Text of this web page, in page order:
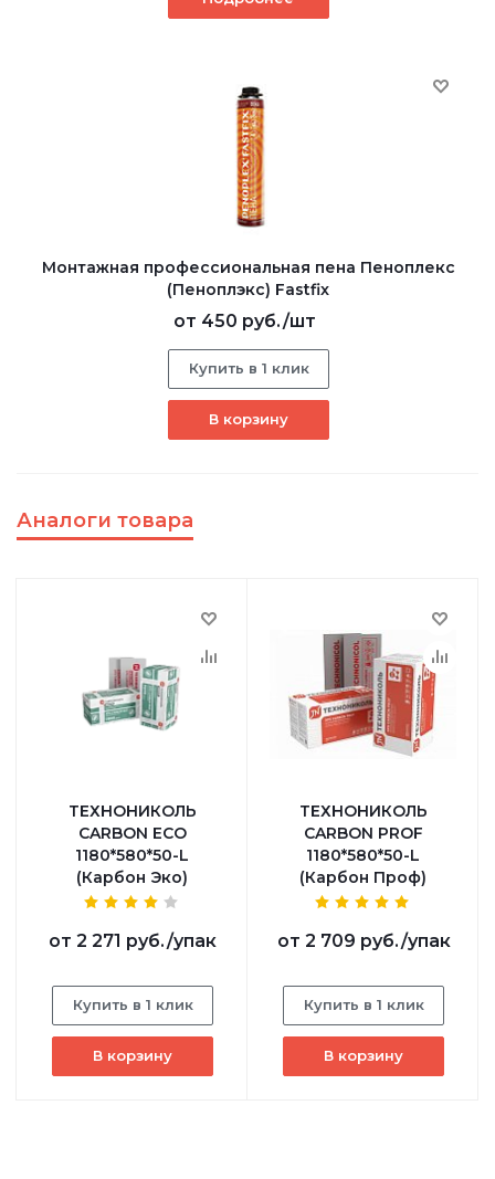
Монтажная профессиональная пена Пеноплекс
(Пеноплэкс) Fastfix
от 450 руб./шт
Купить в 1 клик
В корзину
Аналоги товара
ТЕХНОНИКОЛЬ
CARBON ECO
1180*580*50-L
(Карбон Эко)
от 2 271 руб./упак
Купить в 1 клик
В корзину
ТЕХНОНИКОЛЬ
CARBON PROF
1180*580*50-L
(Карбон Проф)
от 2 709 руб./упак
Купить в 1 клик
В корзину